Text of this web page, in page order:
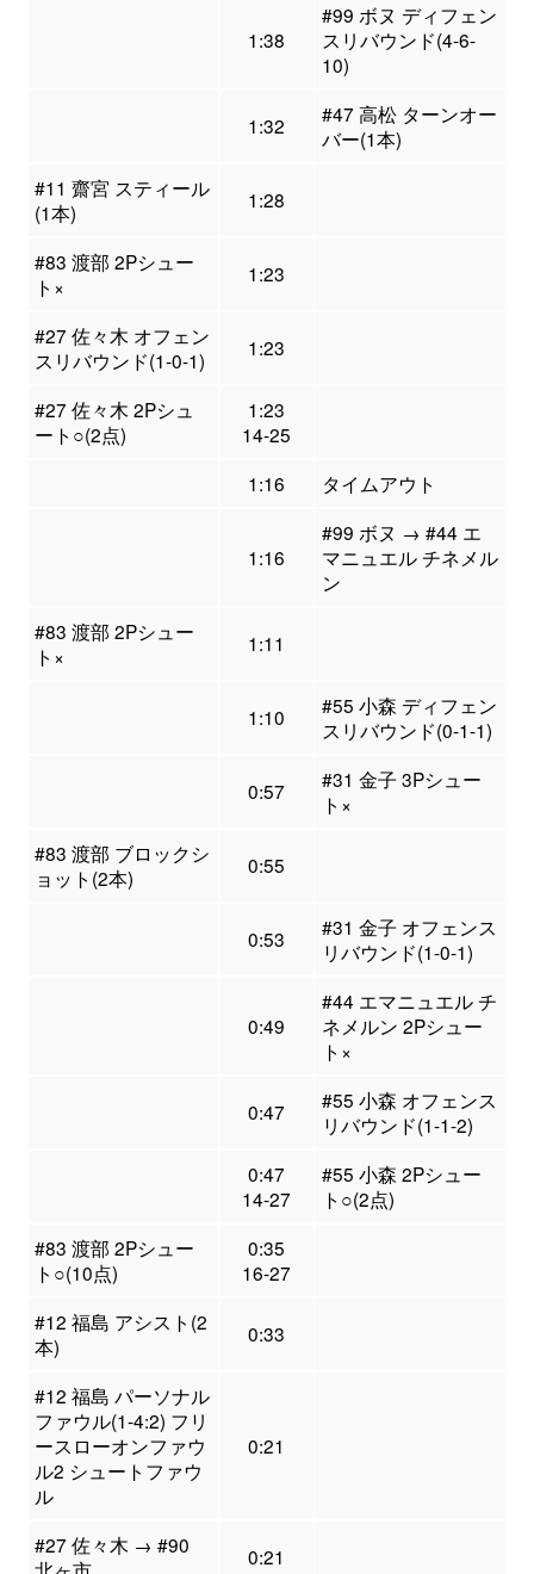
1:38
#99 ボヌ ディフェン
スリバウンド(4-6-
10)
1:32
#47 高松 ターンオー
バー(1本)
#11 齋宮 スティール
(1本)
1:28
#83 渡部 2Pシュー
ト×
1:23
#27 佐々木 オフェン
スリバウンド(1-0-1)
1:23
#27 佐々木 2Pシュ
ート○(2点)
1:23
14-25
1:16
タイムアウト
1:16
#99 ボヌ → #44 エ
マニュエル チネメル
ン
#83 渡部 2Pシュー
ト×
1:11
1:10
#55 小森 ディフェン
スリバウンド(0-1-1)
0:57
#31 金子 3Pシュー
ト×
#83 渡部 ブロックシ
ョット(2本)
0:55
0:53
#31 金子 オフェンス
リバウンド(1-0-1)
0:49
#44 エマニュエル チ
ネメルン 2Pシュー
ト×
0:47
#55 小森 オフェンス
リバウンド(1-1-2)
0:47
14-27
#55 小森 2Pシュー
ト○(2点)
#83 渡部 2Pシュー
ト○(10点)
0:35
16-27
#12 福島 アシスト(2
本)
0:33
#12 福島 パーソナル
ファウル(1-4:2) フリ
ースローオンファウ
ル2 シュートファウ
ル
0:21
#27 佐々木 → #90
0:21